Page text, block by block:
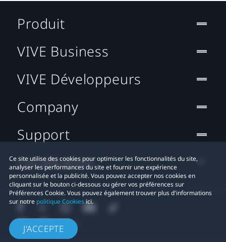
Ce site utilise des cookies pour optimiser les fonctionnalités du site,
analyser les performances du site et fournir une expérience
personnalisée et la publicité. Vous pouvez accepter nos cookies en
cliquant sur le bouton ci-dessous ou gérer vos préférences sur
Préférences Cookie. Vous pouvez également trouver plus d'informations
sur notre politique Cookiesici.
J'ACCEPTE
Produit
VIVE Business
VIVE Développeurs
Company
Support
Localisation